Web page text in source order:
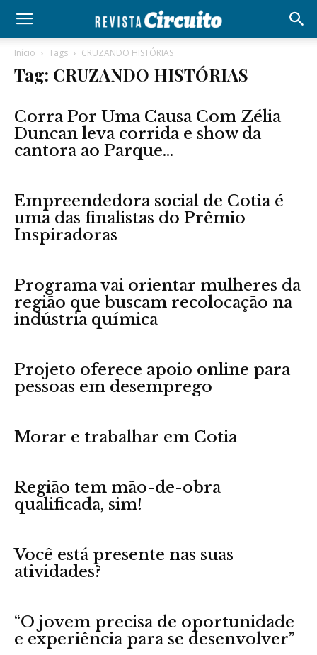
Início Tags CRUZANDO HISTÓRIAS
Tag: CRUZANDO HISTÓRIAS
Corra Por Uma Causa Com Zélia
Duncan leva corrida e show da
cantora ao Parque...
Empreendedora social de Cotia é
uma das finalistas do Prêmio
Inspiradoras
Programa vai orientar mulheres da
região que buscam recolocação na
indústria química
Projeto oferece apoio online para
pessoas em desemprego
Morar e trabalhar em Cotia
Região tem mão-de-obra
qualificada, sim!
Você está presente nas suas
atividades?
“O jovem precisa de oportunidade
e experiência para se desenvolver”